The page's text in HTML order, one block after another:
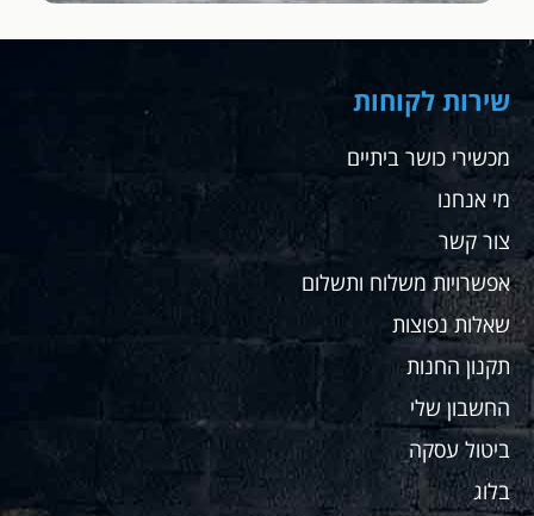
שירות לקוחות
מכשירי כושר ביתיים
מי אנחנו
צור קשר
אפשרויות משלוח ותשלום
שאלות נפוצות
תקנון החנות
החשבון שלי
ביטול עסקה
בלוג